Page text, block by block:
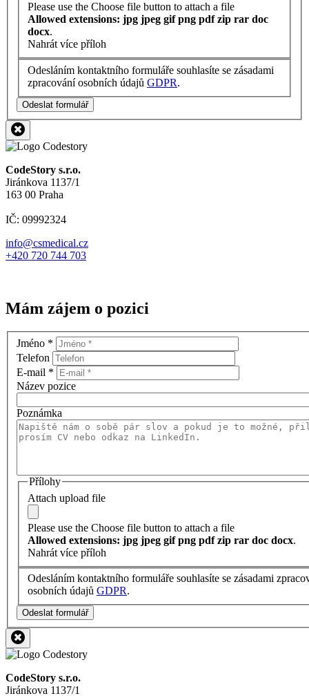
Please use the Choose file button to attach a file
Allowed extensions: jpg jpeg gif png pdf zip rar doc
docx.
Nahrát více příloh
Odesláním kontaktního formuláře souhlasíte se zásadami
zpracování osobních údajů GDPR.
Odeslat formulář
CodeStory s.r.o.
Jiránkova 1137/1
163 00 Praha
IČ: 09992324
info@csmedical.cz
+420 720 744 703
Mám zájem o pozici
Jméno *
Telefon
E-mail *
Název pozice
Poznámka
Přílohy
Attach upload file
Please use the Choose file button to attach a file
Allowed extensions: jpg jpeg gif png pdf zip rar doc docx.
Nahrát více příloh
Odesláním kontaktního formuláře souhlasíte se zásadami
osobních údajů GDPR.
Odeslat formulář
CodeStory s.r.o.
Jiránkova 1137/1